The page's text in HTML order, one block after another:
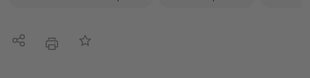
CompartirimprimirAñadir a lista de favoritos